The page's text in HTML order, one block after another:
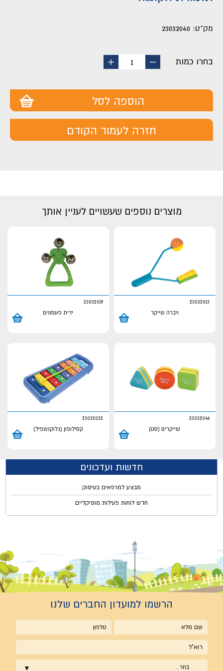
מק"ט: 23032040
בחרו כמות
החסר
1
הוסף
הוספה לסל
חזרה לעמוד הקודם
מוצרים נוספים שעשויים לעניין אותך
23032013
ויברה שייקר
23032019
ידית פעמונים
23032046
שייקרים (סט)
23032032
קסילופון (גלוקנשפיל)
חדשות ועדכונים
מבצע למרפאים בעיסוק
חדש לוחות פעילות מוסיקליים
הרשמו למועדון החברים שלנו
שם
מלא
טלפון
אימייל
בחר...